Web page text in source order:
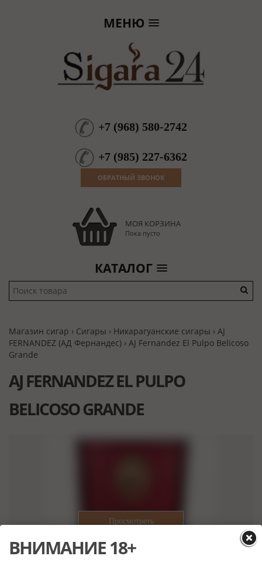
МЕНЮ
+7 (968) 580-2742
+7 (985) 227-6362
ОБРАТНЫЙ ЗВОНОК
МОЯ КОРЗИНА
Пока пусто
КАТАЛОГ
Магазин сигар › Сигары › Никарагуанские сигары › AJ
FERNANDEZ (АД Фернандес) › AJ Fernandez El Pulpo Belicoso
Grande
AJ FERNANDEZ EL PULPO
BELICOSO GRANDE
ВНИМАНИЕ 18+